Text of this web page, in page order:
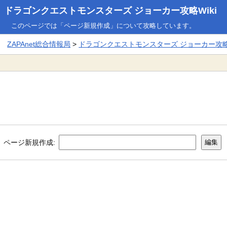
ドラゴンクエストモンスターズ ジョーカー攻略Wiki
このページでは「ページ新規作成」について攻略しています。
ZAPAnet総合情報局 > ドラゴンクエストモンスターズ ジョーカー攻
ページ新規作成: